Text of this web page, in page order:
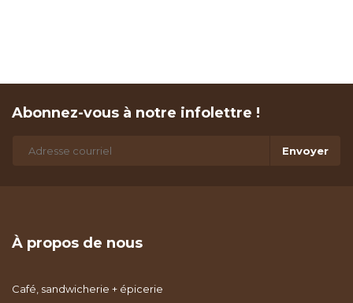
Abonnez-vous à notre infolettre !
Envoyer
À propos de nous
Café, sandwicherie + épicerie